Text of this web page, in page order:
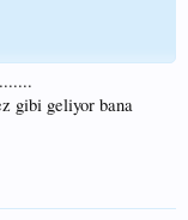
gibi geliyor bana